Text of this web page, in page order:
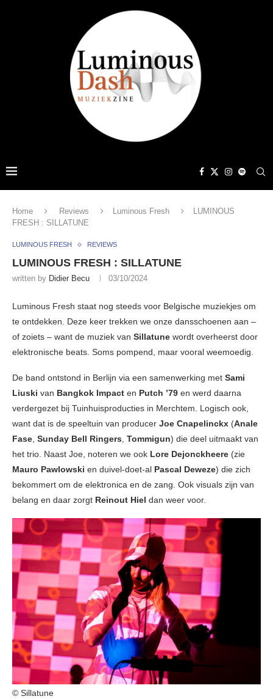
Home Reviews Luminous Fresh
LUMINOUS
FRESH : SILLATUNE
LUMINOUS FRESH REVIEWS
LUMINOUS FRESH : SILLATUNE
written by Didier Becu 03/10/2024
Luminous Fresh staat nog steeds voor Belgische muziekjes om
te ontdekken. Deze keer trekken we onze dansschoenen aan –
of zoiets – want de muziek van Sillatune wordt overheerst door
elektronische beats. Soms pompend, maar vooral weemoedig.
De band ontstond in Berlijn via een samenwerking met Sami
Liuski van Bangkok Impact en Putch ’79 en werd daarna
verdergezet bij Tuinhuisproducties in Merchtem. Logisch ook,
want dat is de speeltuin van producer Joe Cnapelinckx (Anale
Fase, Sunday Bell Ringers, Tommigun) die deel uitmaakt van
het trio. Naast Joe, noteren we ook Lore Dejonckheere (zie
Mauro Pawlowski en duivel-doet-al Pascal Deweze) die zich
bekommert om de elektronica en de zang. Ook visuals zijn van
belang en daar zorgt Reinout Hiel dan weer voor.
© Sillatune